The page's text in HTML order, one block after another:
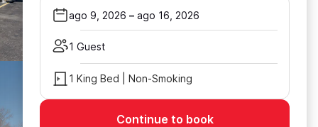
ago 9, 2026 – ago 16, 2026
1 Guest
1 King Bed | Non-Smoking
Continue to book